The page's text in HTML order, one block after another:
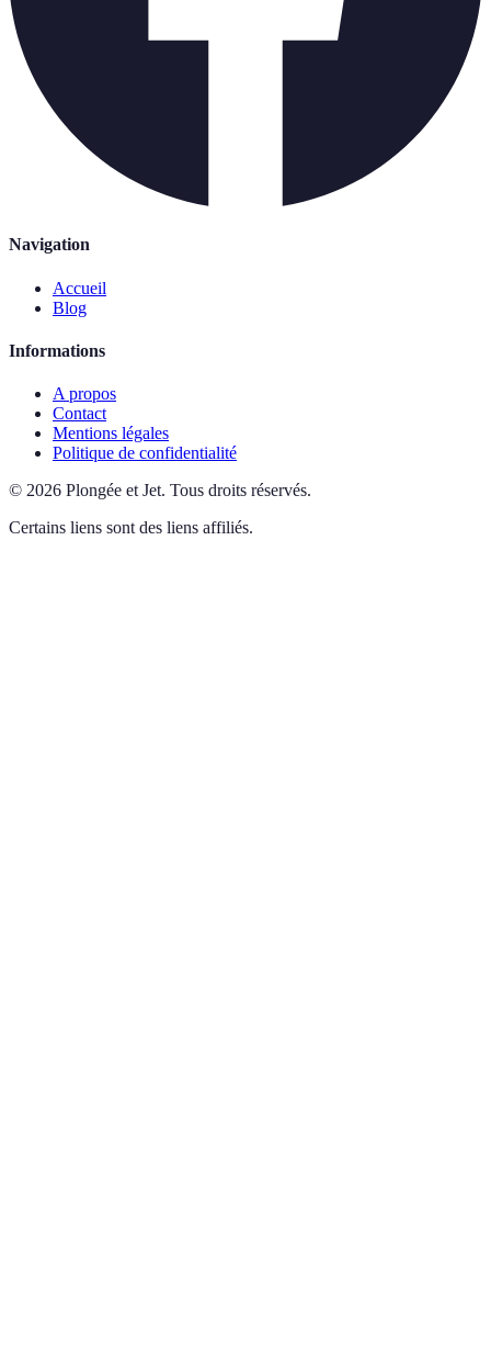
Navigation
Accueil
Blog
Informations
A propos
Contact
Mentions légales
Politique de confidentialité
© 2026 Plongée et Jet. Tous droits réservés.
Certains liens sont des liens affiliés.